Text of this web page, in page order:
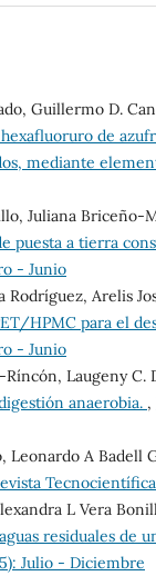
Guillermo D.
de
mediante
Juliana Briceño-
puesta a tierra
- Junio
Arelis
HPMC para el
- Junio
Laugeny C.
anaerobia. ,
Leonardo A Badell
L Vera
residuales de
Julio - Diciembre